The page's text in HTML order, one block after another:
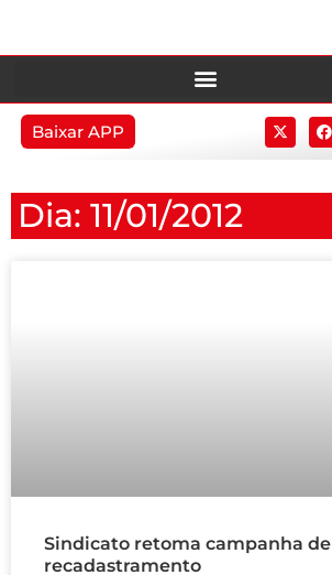
Baixar APP
Dia: 11/01/2012
Sindicato retoma campanha de
recadastramento